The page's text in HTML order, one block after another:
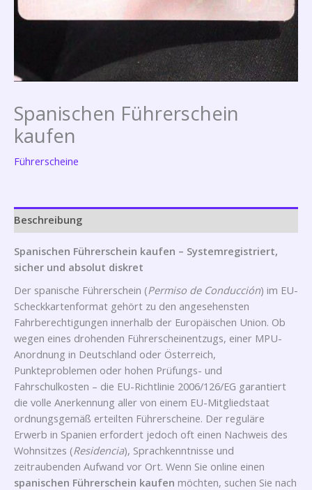
Spanischen Führerschein
kaufen
Führerscheine
Beschreibung
Spanischen Führerschein kaufen – Systemregistriert,
sicher und absolut diskret
Der spanische Führerschein (Permiso de Conducción) im EU-
Scheckkartenformat gehört zu den angesehensten
Fahrberechtigungen innerhalb der Europäischen Union. Ob
wegen eines drohenden Führerscheinentzugs, einer MPU-
Anordnung in Deutschland oder Österreich,
Punkteproblemen oder hohen Prüfungs- und
Fahrschulkosten – die EU-Richtlinie 2006/126/EG garantiert
die volle Anerkennung aller von einem EU-Mitgliedstaat
ordnungsgemäß erteilten Führerscheine. Der reguläre
Erwerb in Spanien erfordert jedoch oft einen Nachweis des
Wohnsitzes (Residencia), Sprachkenntnisse und
zeitraubenden Aufwand vor Ort. Wenn Sie online einen
spanischen Führerschein kaufen möchten, suchen Sie nach